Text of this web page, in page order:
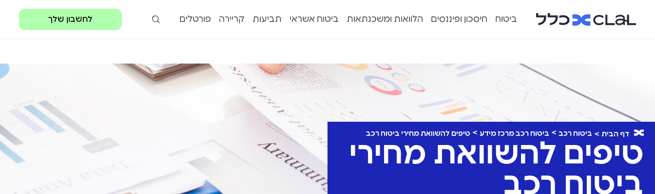
ביטוח חיסכון ופיננסים הלוואות ומשכנתאות ביטוח אשראי תביעות קריירה פורטלים לחשבון שלך
דף הבית ביטוח רכב ביטוח רכב מרכז מידע טיפים להשוואת מחירי ביטוח רכב
טיפים להשוואת מחירי
ביטוח רכב